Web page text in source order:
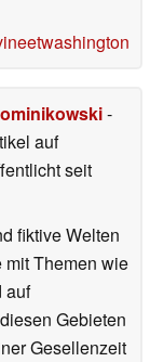
-
auf
seit
fiktive Welten
Themen wie
auf
Gebieten
Gesellenzeit